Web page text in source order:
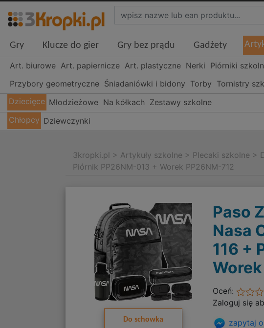
Gry Klucze do gier Gry bez prądu Gadżety
Art. biurowe Art. papiernicze Art. plastyczne Nerki Piórniki
Przybory geometryczne Śniadaniówki i bidony Torby Tornistry
Dziecięce Młodzieżowe Na kółkach Zestawy szkolne
Chłopcy Dziewczynki
3kropki.pl > Artykuły szkolne > Plecaki szkolne >
Piórnik PP26NM-013 + Worek PP26NM-712
Do schowka
Paso
Nasa
116 +
Oceń:
Zaloguj się
zapytaj